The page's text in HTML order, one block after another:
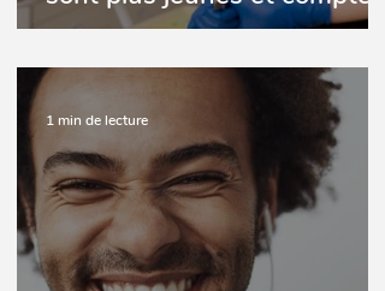
plus de femmes
1 min de lecture